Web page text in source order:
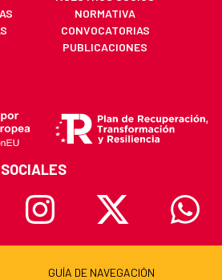
NORMATIVA
CONVOCATORIAS
PUBLICACIONES
Instagram X
GUÍA DE NAVEGACIÓN